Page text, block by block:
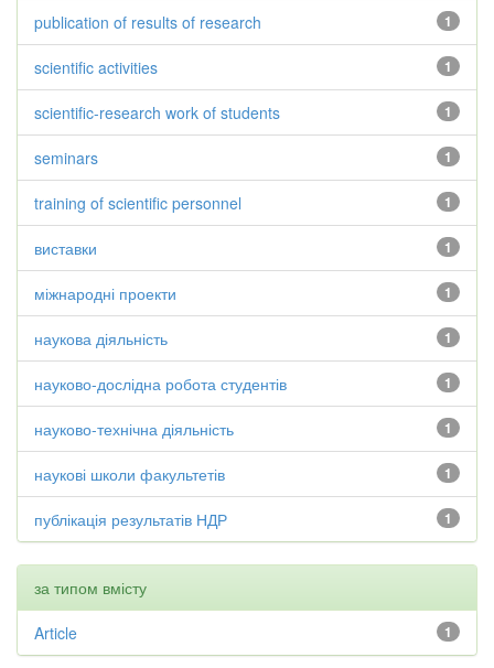
1
publication of results of research
1
scientific activities
1
scientific-research work of students
1
seminars
1
training of scientific personnel
1
виставки
1
міжнародні проекти
1
наукова діяльність
1
науково-дослідна робота студентів
1
науково-технічна діяльність
1
наукові школи факультетів
1
публікація результатів НДР
за типом вмісту
1
Article